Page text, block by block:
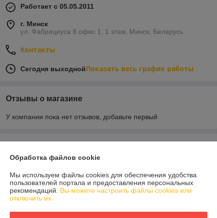
Работает с 05.05.2011
г. Минск
ул. Фабрициуса 8 офис 1, 1 этаж, Минск, Беларусь
Контакты
Сегодня выходнойПоказать весь график работы
Отзывы о магазине
У компании пока нет отзывов, добавьте первый
Доставка и оплата
График работы
Обработка файлов cookie
Мы используем файлы cookies для обеспечения удобства
пользователей портала и предоставления персональных
рекомендаций. Вы можете настроить файлы cookies или
отключить их.